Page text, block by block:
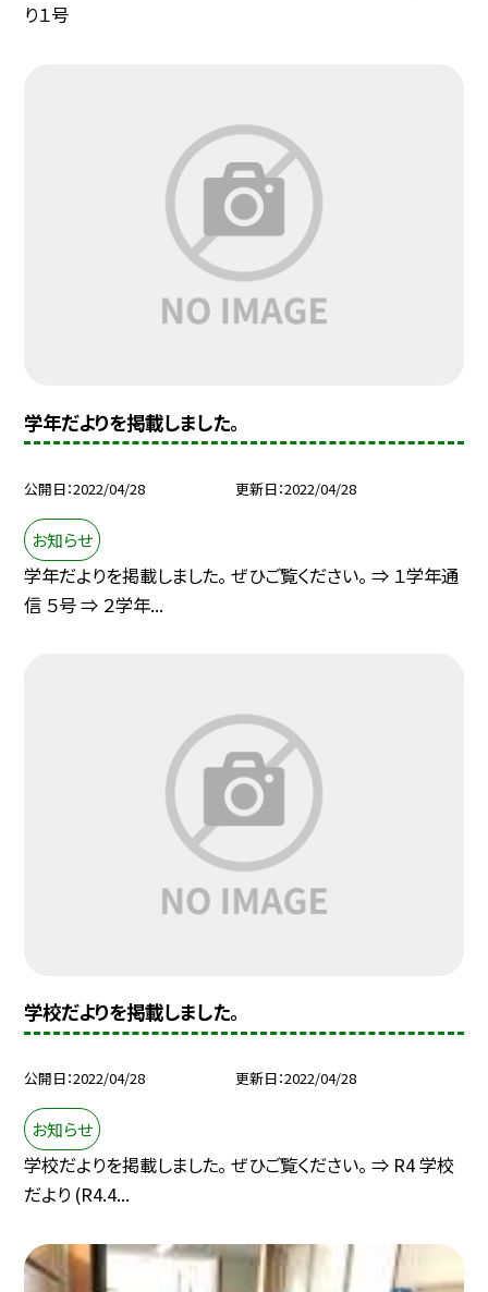
り１号
学年だよりを掲載しました。
公開日 2022/04/28 更新日 2022/04/28
お知らせ
学年だよりを掲載しました。 ぜひご覧ください。 ⇒ １学年通
信 ５号 ⇒ ２学年...
学校だよりを掲載しました。
公開日 2022/04/28 更新日 2022/04/28
お知らせ
学校だよりを掲載しました。 ぜひご覧ください。 ⇒ R4 学校
だより (R4.4...